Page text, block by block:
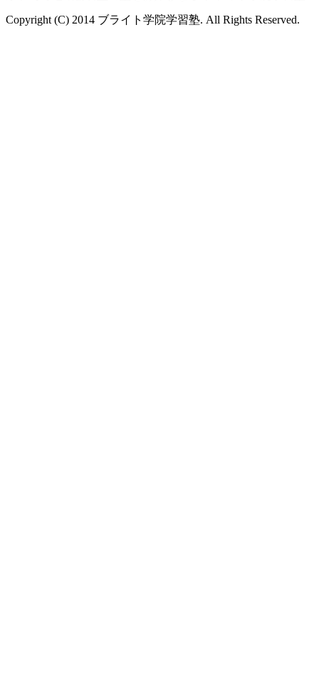
Copyright (C) 2014 ブライト学院学習塾. All Rights Reserved.